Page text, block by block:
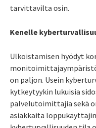
tarvittavilta osin.
Kenelle
Ulkoistamisen hyödyt
on paljon. Usein
kytkeytyykin lukuisia
palvelutoimittajia sekä
asiakkaita